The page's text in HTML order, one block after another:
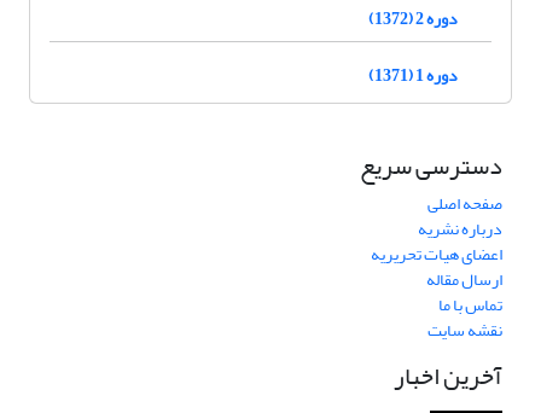
دوره 2 (1372)
دوره 1 (1371)
دسترسی سریع
صفحه اصلی
درباره نشریه
اعضای هیات تحریریه
ارسال مقاله
تماس با ما
نقشه سایت
آخرین اخبار